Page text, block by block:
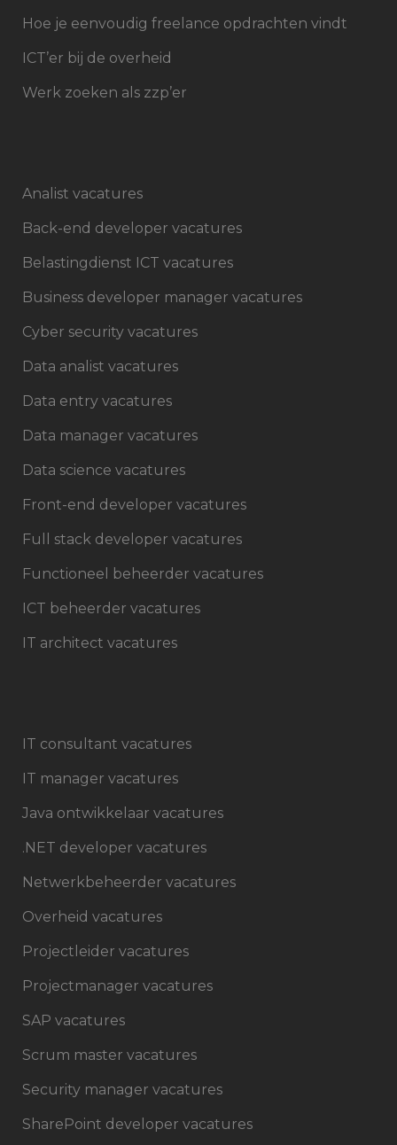
Hoe je eenvoudig freelance opdrachten vindt
ICT’er bij de overheid
Werk zoeken als zzp’er
Analist vacatures
Back-end developer vacatures
Belastingdienst ICT vacatures
Business developer manager vacatures
Cyber security vacatures
Data analist vacatures
Data entry vacatures
Data manager vacatures
Data science vacatures
Front-end developer vacatures
Full stack developer vacatures
Functioneel beheerder vacatures
ICT beheerder vacatures
IT architect vacatures
IT consultant vacatures
IT manager vacatures
Java ontwikkelaar vacatures
.NET developer vacatures
Netwerkbeheerder vacatures
Overheid vacatures
Projectleider vacatures
Projectmanager vacatures
SAP vacatures
Scrum master vacatures
Security manager vacatures
SharePoint developer vacatures